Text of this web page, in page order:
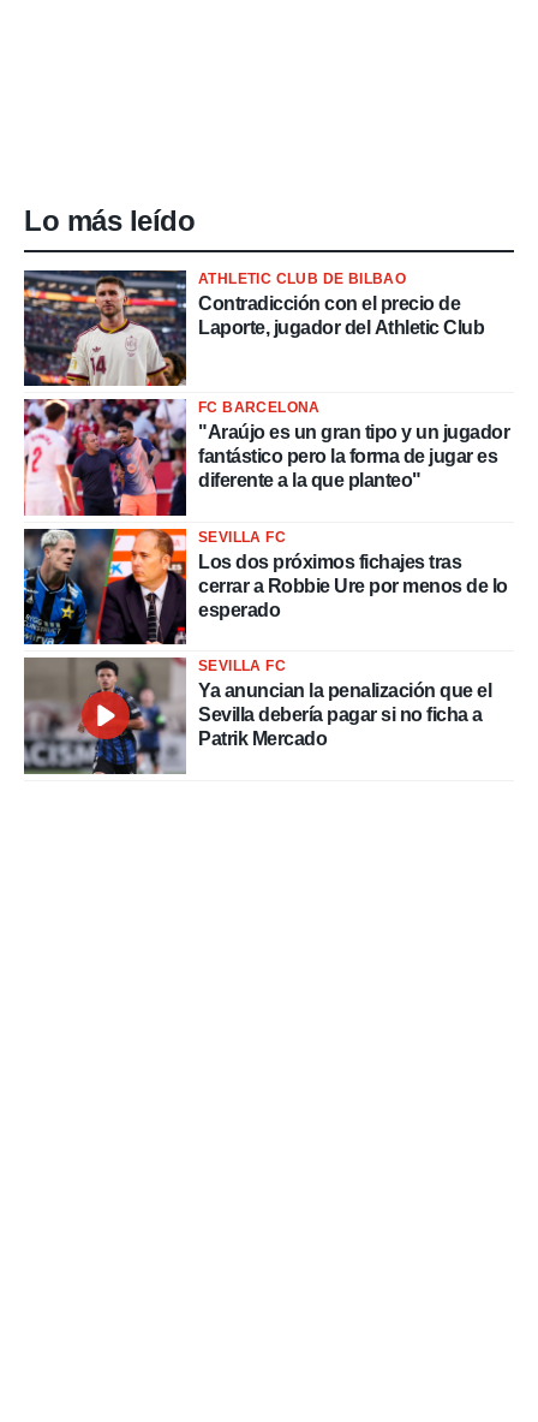
Lo más leído
ATHLETIC CLUB DE BILBAO
Contradicción con el precio de
Laporte, jugador del Athletic Club
FC BARCELONA
"Araújo es un gran tipo y un jugador
fantástico pero la forma de jugar es
diferente a la que planteo"
SEVILLA FC
Los dos próximos fichajes tras
cerrar a Robbie Ure por menos de lo
esperado
SEVILLA FC
Ya anuncian la penalización que el
Sevilla debería pagar si no ficha a
Patrik Mercado